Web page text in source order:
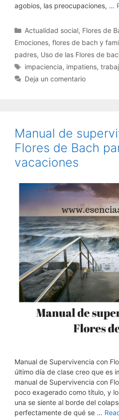
agobios, las preocupaciones, …
Categorías
Actualidad social, Flores de
Emociones, flores de bach y
padres, Uso de las Flores de
Etiquetas
impaciencia, impatiens,
Deja un comentario
Manual de
Flores de Bach
vacaciones
Manual de Supervivencia con
último día de clase creo que es
manual de Supervivencia con
poco exagerado como título, y
una se siente al borde del
perfectamente de qué se …